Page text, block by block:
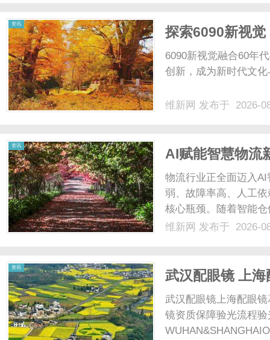
资讯
探索6090新视
6090新视觉融合60年
创新，成为新时代文
维新网 发布于 2026-
资讯
AI赋能智慧物流
效率
物流行业正全面迈入
弱、故障率高、人工
核心瓶颈。随着智能
需兼具硬件精工实力
维新网 发布于 2026-
资讯
武汉配眼镜 上海
武汉配眼镜上海配眼
镜资质保障验光流程